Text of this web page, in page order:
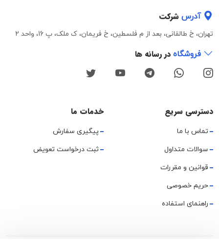
آدرس شرکت
تهران، خ طالقانی، بعد از م فلسطین، خ فریمان، ک ملک، پ 16، واحد 2
فروشگاه در رسانه ها
دسترسی سریع
تماس با ما
سوالات متداول
قوانین و مقررات
حریم خصوصی
راهنمای استفاده
خدمات ما
پیگیری سفارش
ثبت درخواست تعویض